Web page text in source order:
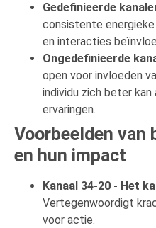
Gedefinieerde
consistente energieke
en interacties
Ongedefinieerde
open voor invloeden
individu zich beter kan
ervaringen.
Voorbeelden van
en hun impact
Kanaal 34-20 - Het
Vertegenwoordigt
voor actie.